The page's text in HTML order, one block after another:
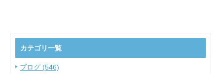
カテゴリ一覧
ブログ (546)